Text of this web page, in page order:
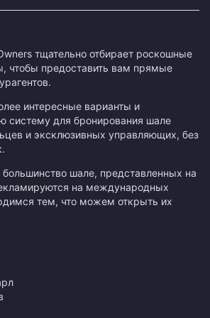
тщательно отбирает роскошные
чтобы предоставить вам прямые
интересные варианты и
систему для бронирования шале
и эксклюзивных управляющих, без
большинство шале, представленных на
на международных
тем, что можем открыть их